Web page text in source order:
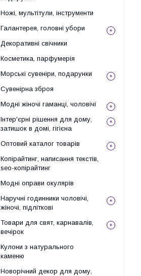
Ножі, мультітули, інструменти
Галантерея, головні убори
Декоративні свічники
Косметика, парфумерія
Морські сувеніри, подарунки
Сувенірна зброя
Модні жіночі гаманці, чоловічі
Інтер'єрні рішення для дому,
затишок в домі, гігієна
Оптовий каталог товарів
Копірайтинг, написання текстів,
seo-копірайтинг
Модні оправи окулярів
Наручні годинники чоловічі,
жіночі, підліткові
Товари для свят, карнавалів,
вечірок
Кулони з натурального
каменю
Новорічний декор для дому,